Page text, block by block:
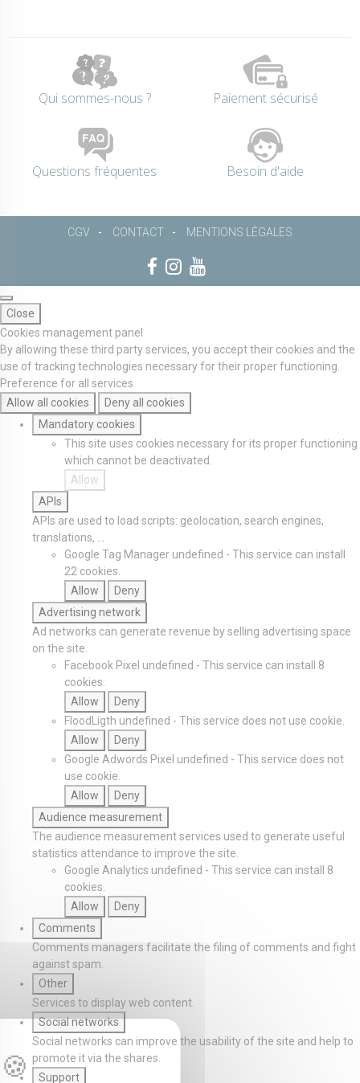
Qui sommes-nous ? Paiement sécurisé
Questions fréquentes Besoin d'aide
CGV CONTACT MENTIONS LÉGALES
Close
Cookies management panel
By allowing these third party services, you accept their cookies and the
use of tracking technologies necessary for their proper functioning.
Preference for all services
Allow all cookies
Deny all cookies
Mandatory cookies
This site uses cookies necessary for its proper functioning
which cannot be deactivated.
Allow
APIs
APIs are used to load scripts: geolocation, search engines,
translations, ...
Google Tag Manager undefined - This service can install
22 cookies.
Allow
Deny
Advertising network
Ad networks can generate revenue by selling advertising space
on the site.
Facebook Pixel undefined - This service can install 8
cookies.
Allow
Deny
FloodLigth undefined - This service does not use cookie.
Allow
Deny
Google Adwords Pixel undefined - This service does not
use cookie.
Allow
Deny
Audience measurement
The audience measurement services used to generate useful
statistics attendance to improve the site.
Google Analytics undefined - This service can install 8
cookies.
Allow
Deny
Comments
Comments managers facilitate the filing of comments and fight
against spam.
Other
Services to display web content.
Social networks
Social networks can improve the usability of the site and help to
promote it via the shares.
Support